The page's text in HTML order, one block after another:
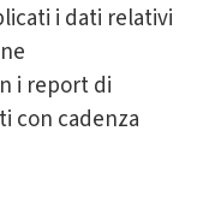
i dati relativi
i report di
con cadenza